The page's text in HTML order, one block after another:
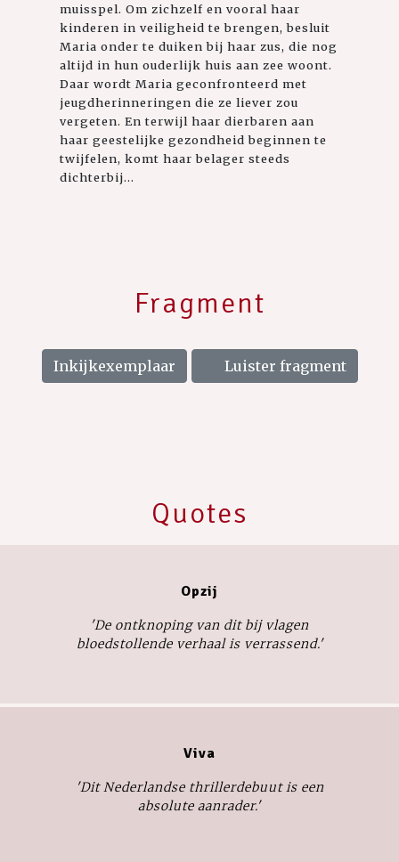
muisspel. Om zichzelf en vooral haar
kinderen in veiligheid te brengen, besluit
Maria onder te duiken bij haar zus, die nog
altijd in hun ouderlijk huis aan zee woont.
Daar wordt Maria geconfronteerd met
jeugdherinneringen die ze liever zou
vergeten. En terwijl haar dierbaren aan
haar geestelijke gezondheid beginnen te
twijfelen, komt haar belager steeds
dichterbij...
Fragment
Inkijkexemplaar Luister fragment
Quotes
Opzij
'De ontknoping van dit bij vlagen
bloedstollende verhaal is verrassend.'
Viva
'Dit Nederlandse thrillerdebuut is een
absolute aanrader.'